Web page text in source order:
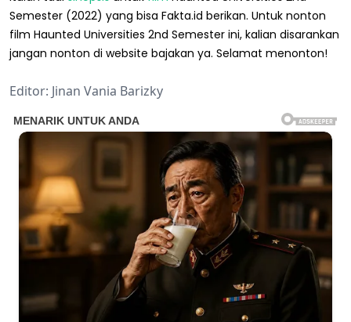
Semester (2022) yang bisa Fakta.id berikan. Untuk nonton
film Haunted Universities 2nd Semester ini, kalian disarankan
jangan nonton di website bajakan ya. Selamat menonton!
Editor: Jinan Vania Barizky